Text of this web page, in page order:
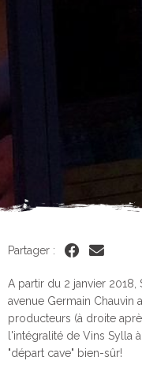
Partager :
A partir du 2 janvier 2018,
avenue Germain Chauvin
producteurs (à droite
l'intégralité de Vins Sylla
"départ cave" bien-sûr!